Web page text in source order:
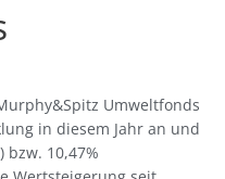
Umweltfonds
in diesem Jahr an und
bzw. 10,47%